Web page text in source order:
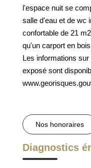
l'espace nuit se
salle d'eau et de wc
confortable de 21
qu'un carport en
Les informations
exposé sont
Nos honoraires
Diagnostics